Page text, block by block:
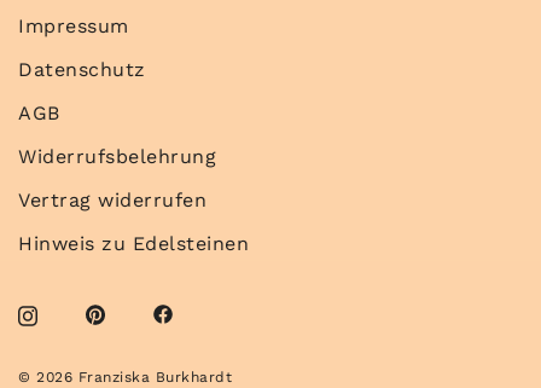
Impressum
Datenschutz
AGB
Widerrufsbelehrung
Vertrag widerrufen
Hinweis zu Edelsteinen
© 2026 Franziska Burkhardt